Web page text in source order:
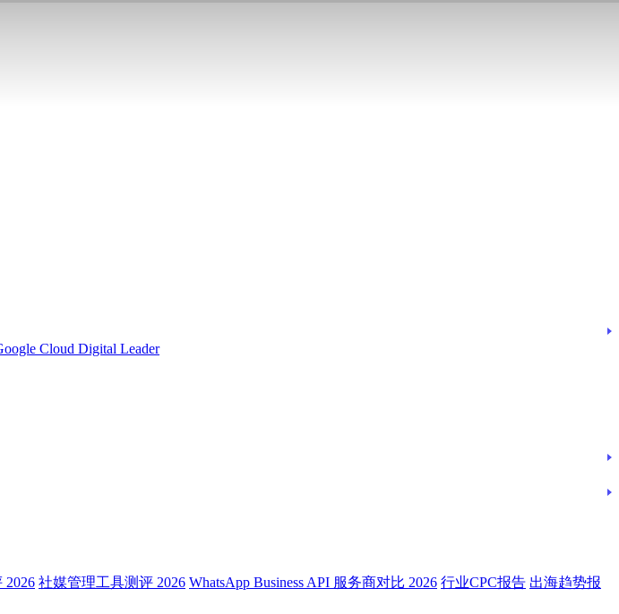
Cloud Digital Leader
2026 社媒管理工具测评 2026 WhatsApp Business API 服务商对比 2026 行业CPC报告 出海趋势报